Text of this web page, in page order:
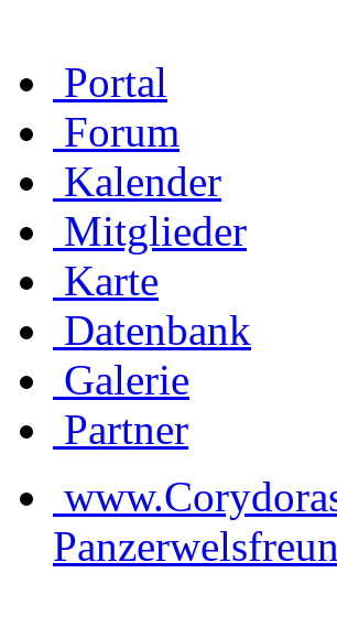
Portal
Forum
Kalender
Mitglieder
Karte
Datenbank
Galerie
Partner